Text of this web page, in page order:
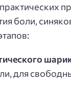
боли,
для